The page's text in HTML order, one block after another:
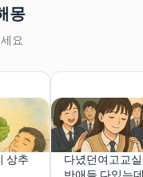
몽
요
상추
다녔던여고교